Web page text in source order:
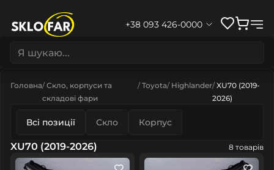
+38 093 426-0000
Головна Скло, корпуси та
складові фари
Toyota Highlander XU70 (2019-
2026)
Всі позиції Скло Корпус
XU70 (2019-2026) 8 товарів